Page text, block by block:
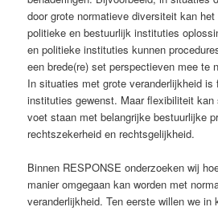
door grote normatieve diversiteit kan
politieke en bestuurlijk instituties
en politieke instituties kunnen
een brede(re) set perspectieven mee te
In situaties met grote veranderlijkheid
instituties gewenst. Maar flexibiliteit kan
voet staan met belangrijke bestuurlijke
rechtszekerheid en rechtsgelijkheid.
Binnen RESPONSE onderzoeken wij
manier omgegaan kan worden met
veranderlijkheid. Ten eerste willen we in